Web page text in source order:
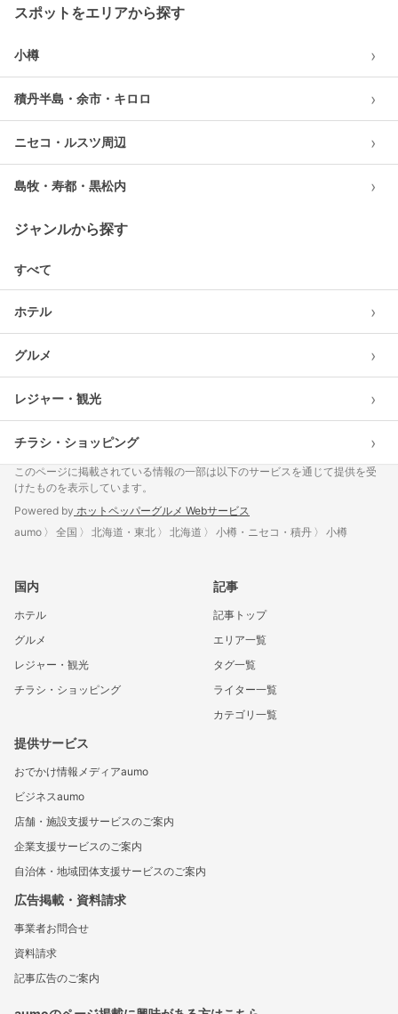
スポットをエリアから探す
小樽 ›
積丹半島・余市・キロロ ›
ニセコ・ルスツ周辺 ›
島牧・寿都・黒松内 ›
ジャンルから探す
すべて
ホテル ›
グルメ ›
レジャー・観光 ›
チラシ・ショッピング ›
このページに掲載されている情報の一部は以下のサービスを通じて提供を受
けたものを表示しています。
Powered by ホットペッパーグルメ Webサービス
aumo
全国 北海道・東北 北海道 小樽・ニセコ・積丹 小樽
国内
ホテル
グルメ
レジャー・観光
チラシ・ショッピング
記事
記事トップ
エリア一覧
タグ一覧
ライター一覧
カテゴリ一覧
提供サービス
おでかけ情報メディアaumo
ビジネスaumo
店舗・施設支援サービスのご案内
企業支援サービスのご案内
自治体・地域団体支援サービスのご案内
広告掲載・資料請求
事業者お問合せ
資料請求
記事広告のご案内